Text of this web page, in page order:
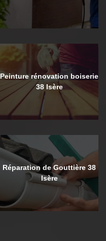
Peinture rénovation boiserie
38 Isère
Réparation de Gouttière 38
Isère